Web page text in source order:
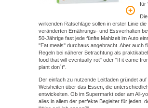
für
wirkenden Ratschläge sollen in erster Linie
veränderten Ernährungs- und Essverhalten
50-Jährige fast jede fünfte Mahlzeit im Auto
"Eat meals" durchaus angebracht. Aber auch
Regeln bei näherer Betrachtung als
food that will eventually rot" oder "If it came
plant don´t".
Der einfach zu nutzende Leitfaden gründet
Weisheiten über das Essen, die
entwickelten. Ob im Supermarkt oder am All-
alles in allem der perfekte Begleiter für jeden,